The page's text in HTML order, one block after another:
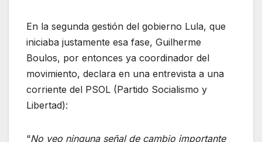
En la segunda gestión del gobierno Lula, que
iniciaba justamente esa fase, Guilherme
Boulos, por entonces ya coordinador del
movimiento, declara en una entrevista a una
corriente del PSOL (Partido Socialismo y
Libertad):
“No veo ninguna señal de cambio importante